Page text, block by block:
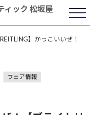
ィック 松坂屋
】かっこいいぜ！
フェア情報